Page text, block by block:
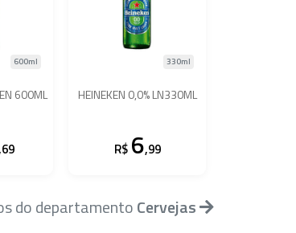
600ML
600ml
HEINEKEN 0,0% LN330ML
330ml
R$ 6,99
do departamentoCervejas